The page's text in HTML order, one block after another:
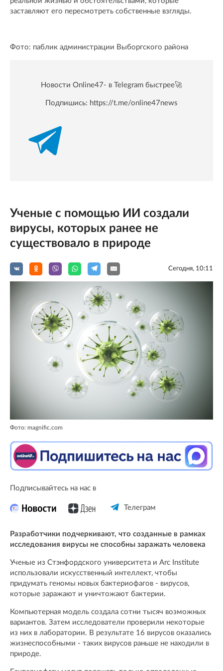
заставляют его пересмотреть собственные взгляды.
Фото: паблик администрации Выборгского района
Новости Online47- в Telegram быстрее🚀
Подпишись: https://t.me/online47news
Ученые с помощью ИИ создали
вирусы, которых ранее не
существовало в природе
Сегодня, 10:11
Фото: magnific.com
Подписывайтесь на нас в
Телеграм
Разработчики подчеркивают, что созданные в рамках
исследования вирусы не способны заражать человека
Ученые из Стэнфордского университета и Arc Institute
использовали искусственный интеллект, чтобы
придумать геномы новых бактериофагов - вирусов,
которые заражают и уничтожают бактерии.
Компьютерная модель создала сотни тысяч возможных
вариантов. Затем исследователи проверили некоторые
из них в лаборатории. В результате 16 вирусов оказались
жизнеспособными - таких вирусов раньше не находили в
природе.